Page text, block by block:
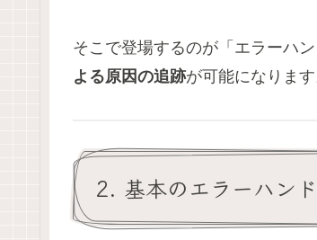
そこで登場するのが「エラーハ
よる原因の追跡が可能になります
2. 基本のエラーハン